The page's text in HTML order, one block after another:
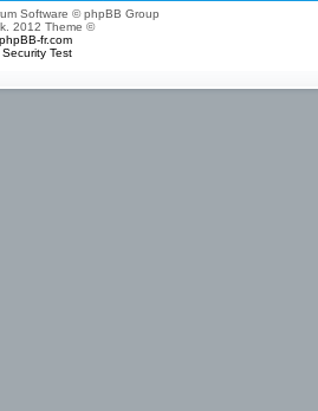
Software © phpBB Group
2012 Theme ©
phpBB-fr.com